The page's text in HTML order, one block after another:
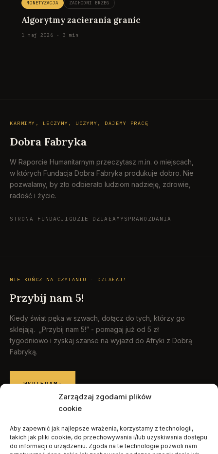
Zarządzaj zgodami plików
cookie
Aby zapewnić jak najlepsze wrażenia, korzystamy z technologii,
takich jak pliki cookie, do przechowywania i/lub uzyskiwania dostępu
do informacji o urządzeniu. Zgoda na te technologie pozwoli nam
MONETYZACJA ZACHODNI BRZEG
Algorytmy zacierania granic
1 maj 2026 · 3 min
KARMIMY, LECZYMY, UCZYMY, DAJEMY PRACĘ
Dobra Fabryka
W Raporcie Humanitarnym przeczytasz m.in. o miejscach,
w których Fundacja Dobra Fabryka produkuje dobro. Nie
pozwalamy, by zło odbierało ludziom nadzieję, zdrowie,
radość i życie.
STRONA FUNDACJI GDZIE DZIAŁAMYSPRAWOZDANIA
NIE KOŃCZ NA CZYTANIU - DZIAŁAJ!
Przybij nam 5!
Kiedy świat pęka w szwach, dołącz do tych, którzy go
sklejają. „Przybij nam 5!” - pomagaj już od 5 zł
tygodniowo i zyskaj szanse na wyjazd do Afryki z Dobrą
Fabryką.
WSPIERAM→
© 2026 Raport Humanitarny · Fundacja Dobra Fabryka
Polityka prywatności·Wypisz się